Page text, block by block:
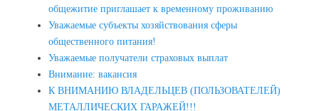
общежитие приглашает к временному проживанию
Уважаемые субъекты хозяйствования сферы
общественного питания!
Уважаемые получатели страховых выплат
Внимание: вакансия
К ВНИМАНИЮ ВЛАДЕЛЬЦЕВ (ПОЛЬЗОВАТЕЛЕЙ)
МЕТАЛЛИЧЕСКИХ ГАРАЖЕЙ!!!